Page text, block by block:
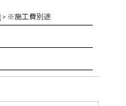
> ※施工費別途